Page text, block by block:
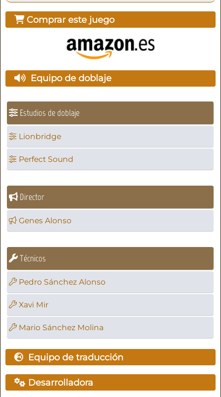
Comprar este juego
Equipo de doblaje
Estudios de doblaje
Lionbridge
Perfect Sound
Director
Genes Alonso
Técnicos
Pedro Sánchez Alonso
Xavi Mir
Mario Sánchez Molina
Equipo de traducción
Desarrolladora